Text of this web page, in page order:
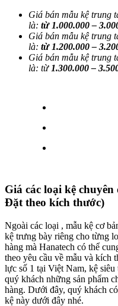
Giá bán mẫu kệ trung
là: từ 1.000.000 –
Giá bán mẫu kệ trung
là: từ 1.200.000 –
Giá bán mẫu kệ trung
là: từ 1.300.000 –
Giá các loại kệ
Đặt theo kích thước)
Ngoài các loại , mẫu kệ cơ
kệ trưng bày riêng cho từng
hàng mà Hanatech có thể
theo yêu cầu về mẫu và kích
lực số 1 tại Việt Nam, kệ
quý khách những sản phẩm
hàng. Dưới đây, quý khách
kệ này dưới đây nhé.